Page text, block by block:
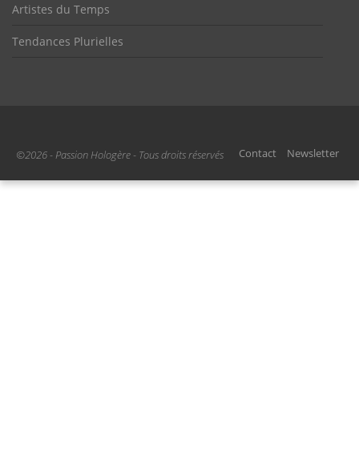
Artistes du Temps
Tendances Plurielles
©2026 - Passion Hologère - Tous droits réservés Contact Newsletter